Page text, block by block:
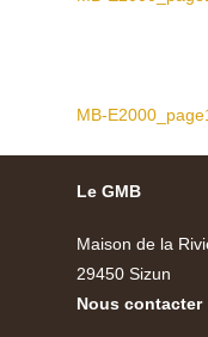
MB-
Le GMB
Maison de la
29450 Sizun
Nous contacter